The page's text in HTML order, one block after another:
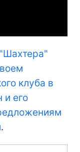
клуба в
и его
.